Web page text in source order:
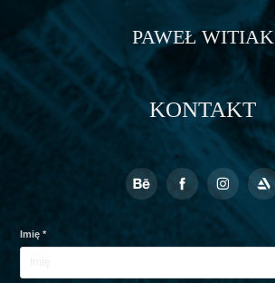
PAWEŁ WITIAK
KONTAKT
Imię *